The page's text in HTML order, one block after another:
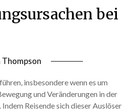
bei
Thompson
insbesondere wenn es um
und Veränderungen in der
Reisende sich dieser Auslöser